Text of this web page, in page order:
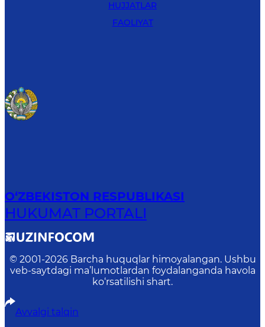
HUJJATLAR
FAOLIYAT
O‘ZBEKISTON RESPUBLIKASI
HUKUMAT PORTALI
© 2001-2026 Barcha huquqlar himoyalangan. Ushbu
veb-saytdagi ma’lumotlardan foydalanganda havola
ko‘rsatilishi shart.
Avvalgi talqin